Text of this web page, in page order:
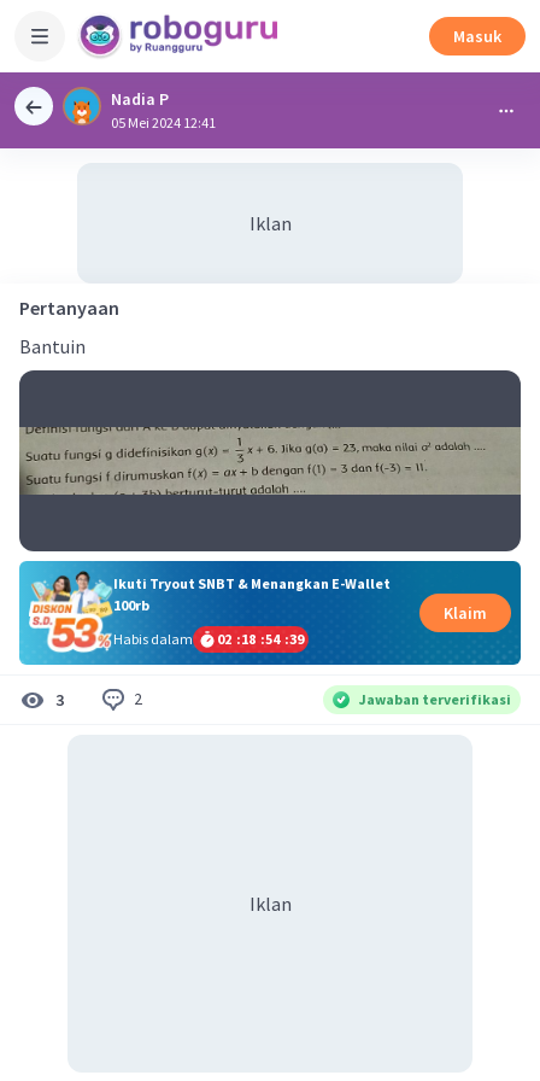
Masuk
Nadia P
05 Mei 2024 12:41
Iklan
Pertanyaan
Bantuin
Ikuti Tryout SNBT & Menangkan E-Wallet
100rb
Habis dalam
02 :18 :54 :38
Klaim
3 2 Jawaban terverifikasi
Iklan